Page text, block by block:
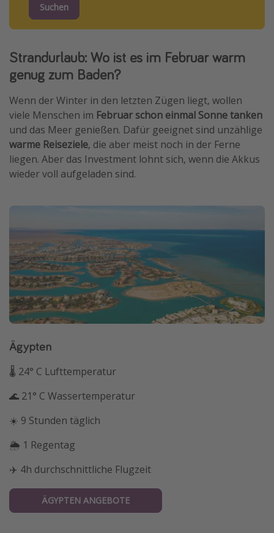
Suchen
Strandurlaub: Wo ist es im Februar warm
genug zum Baden?
Wenn der Winter in den letzten Zügen liegt, wollen
viele Menschen im Februar schon einmal Sonne tanken
und das Meer genießen. Dafür geeignet sind unzählige
warme Reiseziele, die aber meist noch in der Ferne
liegen. Aber das Investment lohnt sich, wenn die Akkus
wieder voll aufgeladen sind.
Ägypten
🌡 24° C Lufttemperatur
🌊 21° C Wassertemperatur
☀️ 9 Stunden täglich
🌦 1 Regentag
✈️ 4h durchschnittliche Flugzeit
ÄGYPTEN ANGEBOTE